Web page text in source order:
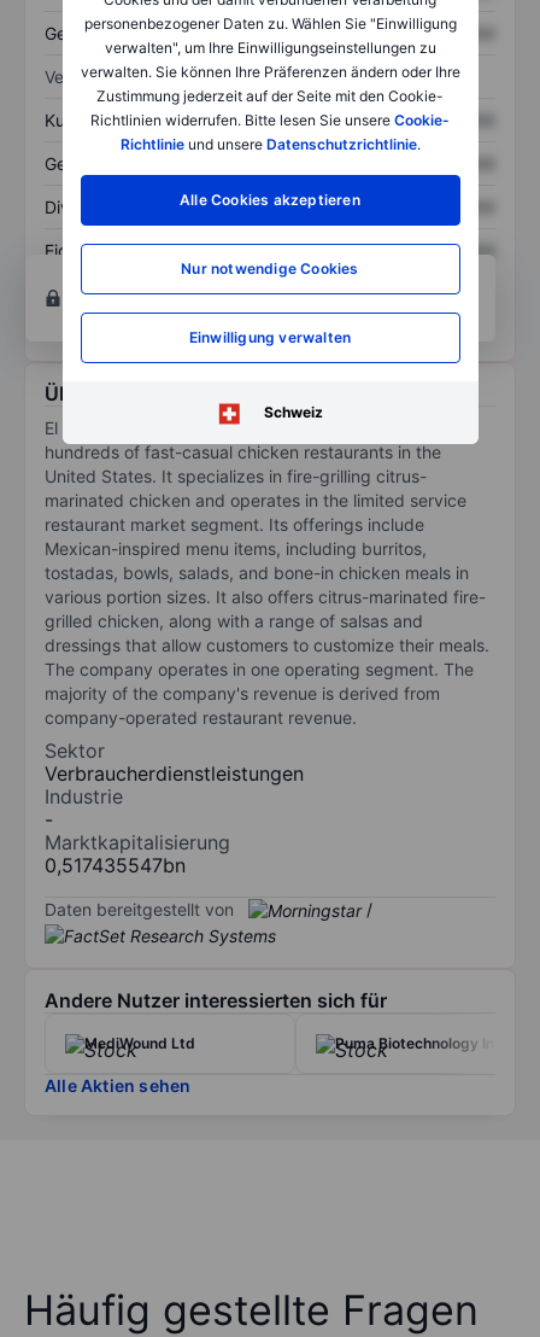
personenbezogener Daten zu. Wählen Sie "Einwilligung
verwalten", um Ihre Einwilligungseinstellungen zu
verwalten. Sie können Ihre Präferenzen ändern oder Ihre
Zustimmung jederzeit auf der Seite mit den Cookie-
Richtlinien widerrufen. Bitte lesen Sie unsere Cookie-
Richtlinieund unsere Datenschutzrichtlinie.
Alle Cookies akzeptieren
Nur notwendige Cookies
Einwilligung verwalten
Schweiz
Gesamtschulden XXXXXXX XXXXXXX
Verhältnisse
Kurs/Umsatz XXXXXXX XXXXXXX
Gewinn je Aktie
Dividende je Aktie XXXXXXX
Eigenkapitalrendite XXXXXXX
XXXXXXX
Konto eröffnen
und Analyse-Tools zu erhalten.
Über El Pollo Loco Holdings Inc.
El Pollo Loco Holdings Inc operates and franchises
hundreds of fast-casual chicken restaurants in the
United States. It specializes in fire-grilling citrus-
marinated chicken and operates in the limited service
restaurant market segment. Its offerings include
Mexican-inspired menu items, including burritos,
tostadas, bowls, salads, and bone-in chicken meals in
various portion sizes. It also offers citrus-marinated fire-
grilled chicken, along with a range of salsas and
dressings that allow customers to customize their meals.
The company operates in one operating segment. The
majority of the company's revenue is derived from
company-operated restaurant revenue.
Sektor
Verbraucherdienstleistungen
Industrie
-
Marktkapitalisierung
0,517435547bn
Daten bereitgestellt von /
Andere Nutzer interessierten sich für
MediWound Ltd Puma Biotechnology Inc.
Alle Aktien sehen
Häufig gestellte Fragen